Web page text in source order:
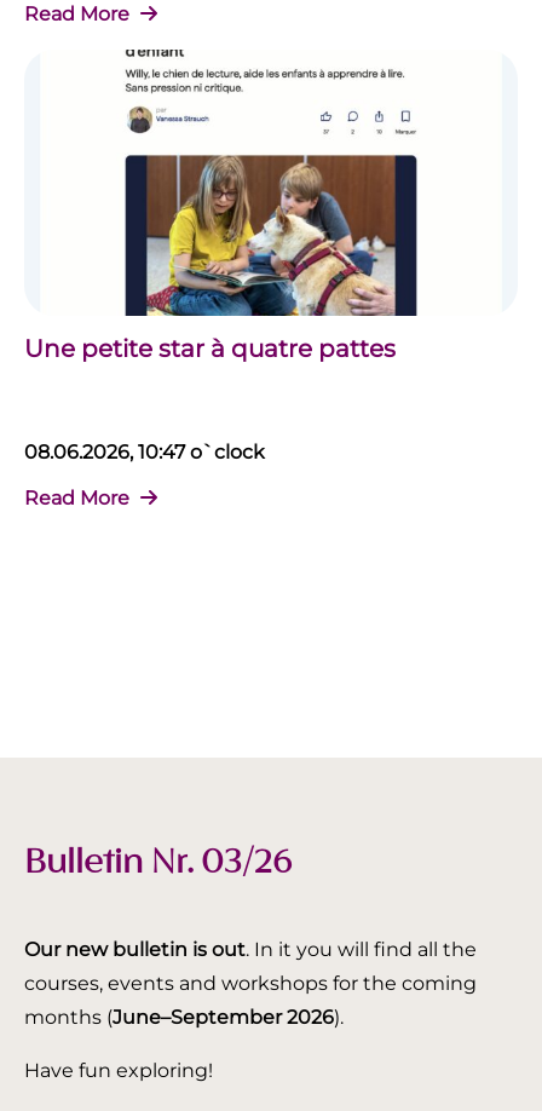
Read More
Une petite star à quatre pattes
08.06.2026, 10:47 o`clock
Read More
Bulletin Nr. 03/26
Our new bulletin is out. In it you will find all the
courses, events and workshops for the coming
months (June–September 2026).
Have fun exploring!